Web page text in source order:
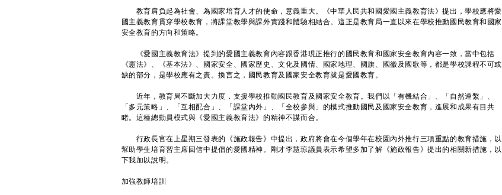
教育肩負起為社會、為國家培育人才的使命，意義重大。《中華人民共和國愛國主義教育法》提出，學校應將愛
國主義教育貫穿學校教育，將課堂教學與課外實踐和體驗相結合。這正是教育局一直以來在學校推動國民教育和國家
安全教育的方向和策略。
《愛國主義教育法》提到的愛國主義教育內容跟香港現正推行的國民教育和國家安全教育內容一致，當中包括
《憲法》、《基本法》、國家安全、國家歷史、文化及國情、國家地理、國旗、國徽及國歌等，都是學校課程不可或
缺的部分，是學校應有之責。換言之，國民教育及國家安全教育就是愛國教育。
近年，教育局不斷加大力度，支援學校推動國民教育及國家安全教育。我們以「有機結合」、「自然連繫」、
「多元策略」、「互相配合」、「課堂內外」、「全校參與」的模式推動國民及國家安全教育，進展和成果有目共
睹。這種總動員模式與《愛國主義教育法》的精神不謀而合。
行政長官在上星期三發表的《施政報告》中提出，政府將會在今個學年在校園內外推行三項重點的教育措施，以
幫助學生培育習主席回信中提倡的愛國精神。剛才李慧琼議員表示希望多加了解《施政報告》提出的相關新措施，以
下我加以說明。
加強教師培訓